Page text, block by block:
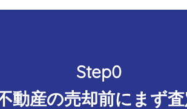
Step0
動産の売却前にまず